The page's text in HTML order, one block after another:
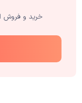
خرید و فروش